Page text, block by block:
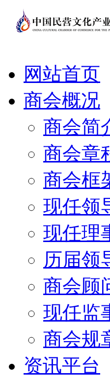
网站首页
商会概况
商会简
商会章
商会框
现任领
现任理
历届领
商会顾
现任监
商会规
资讯平台